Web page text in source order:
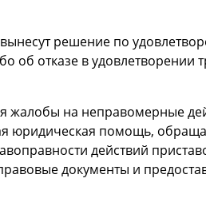
решение по
об отказе в удовлетворении
жалобы на неправомерные
юридическая помощь,
действий
документы и